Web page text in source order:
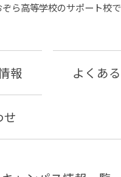
ら⾼等学校のサポート校で
報 よくあ
せ